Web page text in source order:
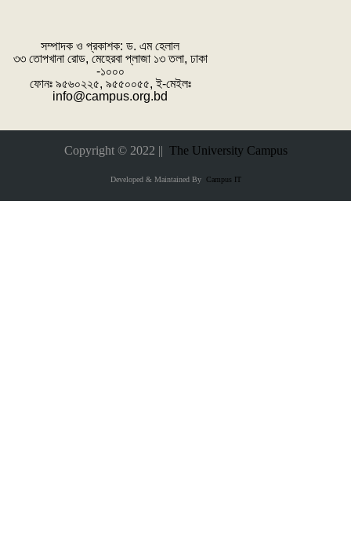
সম্পাদক ও প্রকাশক: ‌ড. এম হেলাল
৩৩ তোপখানা রোড, মেহেরবা প্লাজা ১৩ তলা, ঢাকা
-১০০০
ফোনঃ ৯৫৬০২২৫, ৯৫৫০০৫৫, ই-মেইলঃ
info@campus.org.bd
Copyright © 2022 || The University Campus
Developed & Maintained ByCampus IT